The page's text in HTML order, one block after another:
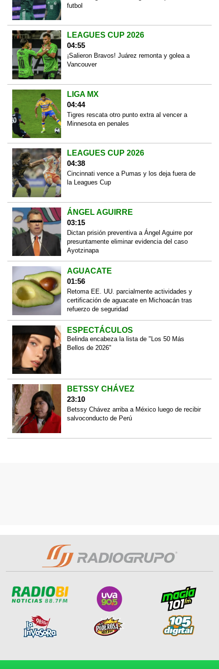
futbol
LEAGUES CUP 2026
04:55
¡Salieron Bravos! Juárez remonta y golea a
Vancouver
LIGA MX
04:44
Tigres rescata otro punto extra al vencer a
Minnesota en penales
LEAGUES CUP 2026
04:38
Cincinnati vence a Pumas y los deja fuera de
la Leagues Cup
ÁNGEL AGUIRRE
03:15
Dictan prisión preventiva a Ángel Aguirre por
presuntamente eliminar evidencia del caso
Ayotzinapa
AGUACATE
01:56
Retoma EE. UU. parcialmente actividades y
certificación de aguacate en Michoacán tras
refuerzo de seguridad
ESPECTÁCULOS
Belinda encabeza la lista de "Los 50 Más
Bellos de 2026"
BETSSY CHÁVEZ
23:10
Betssy Chávez arriba a México luego de recibir
salvoconducto de Perú